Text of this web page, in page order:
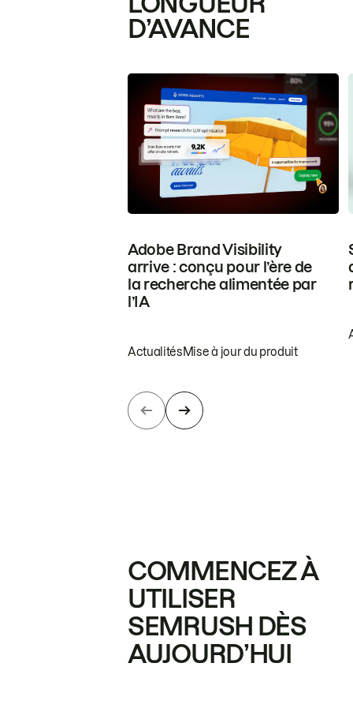
D’AVANCE
Adobe Brand Visibility
arrive : conçu pour l’ère de
la recherche alimentée par
l’IA
ActualitésMise à jour du produit
COMMENCEZ À
UTILISER
SEMRUSH DÈS
AUJOURD’HUI